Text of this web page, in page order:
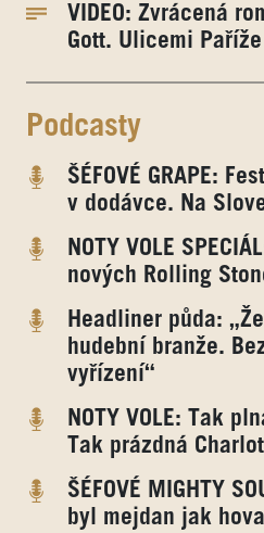
VIDEO: Zvrácená
Gott. Ulicemi
Podcasty
ŠÉFOVÉ GRAPE:
v dodávce. Na
NOTY VOLE
nových Rolling
Headliner půda:
hudební branže.
vyřízení“
NOTY VOLE: Tak
Tak prázdná
ŠÉFOVÉ MIGHTY
byl mejdan jak